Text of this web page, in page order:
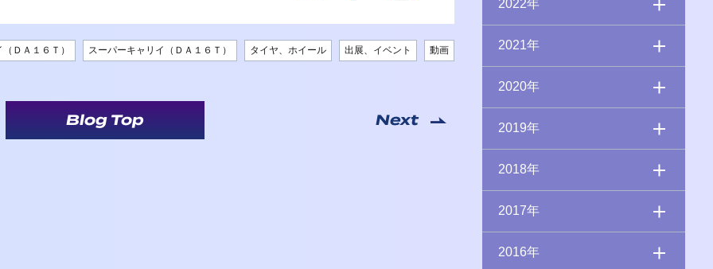
ＤＡ１６Ｔ） スーパーキャリイ（ＤＡ１６Ｔ） タイヤ、ホイール 出展、イベント 動画
Blog Top Next
2022年
2021年
2020年
2019年
2018年
2017年
2016年